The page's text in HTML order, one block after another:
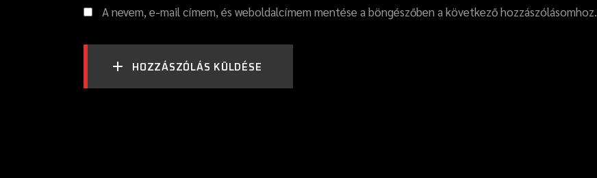
A nevem, e-mail címem, és weboldalcímem mentése a böngészőben a következő hozzászólásomhoz.
HOZZÁSZÓLÁS KÜLDÉSE